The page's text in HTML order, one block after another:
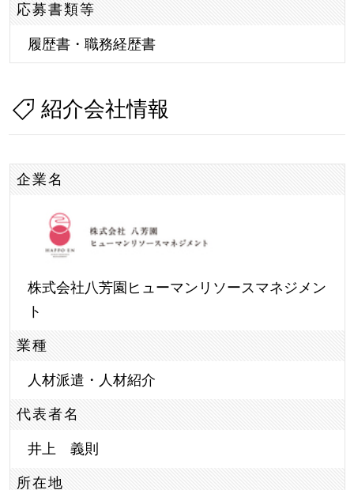
応募書類等
履歴書・職務経歴書
紹介会社情報
企業名
株式会社八芳園ヒューマンリソースマネジメン
ト
業種
人材派遣・人材紹介
代表者名
井上 義則
所在地